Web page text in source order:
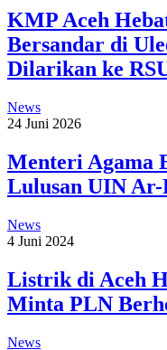
KMP Aceh
Bersandar di
Dilarikan ke
News
24 Juni 2026
Menteri Agama
Lulusan UIN
News
4 Juni 2024
Listrik di Aceh
Minta PLN
News